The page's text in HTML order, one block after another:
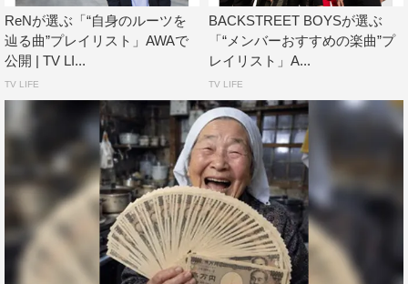
Weeknd
13. In My Feelings／Drake
14. Good side in／The Japanese House
16. You Make It Easy／Jason Aldean
17. Summer Games／Drake
18. Stay／Post Malone
19. Better／Khalid
20. I’ll Never Love Again（Extended Version）／Taio Cruz
AWA： https://awa.fm/
ReNが選ぶ「“自身のルーツを
辿る曲”プレイリスト」AWAで
公開 | TV LI...
TV LIFE
BACKSTREET BOYSが選ぶ
「“メンバーおすすめの楽曲”プ
レイリスト」A...
TV LIFE